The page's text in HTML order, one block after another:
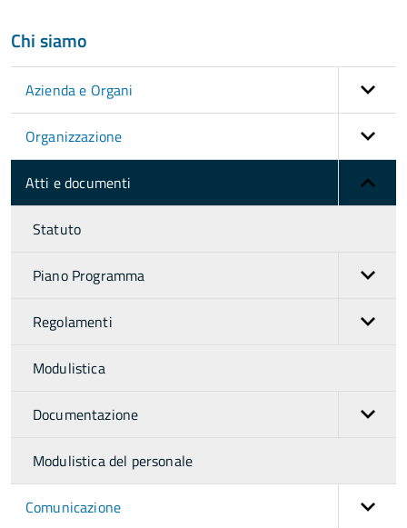
Chi siamo
Azienda e Organi
Organizzazione
Atti e documenti
Statuto
Piano Programma
Regolamenti
Modulistica
Documentazione
Modulistica del personale
Comunicazione